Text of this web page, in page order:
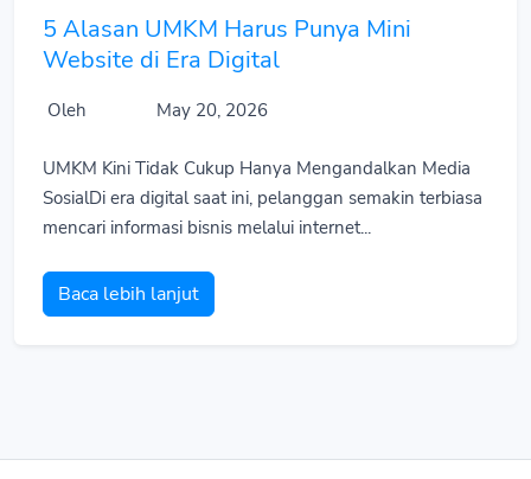
5 Alasan UMKM Harus Punya Mini
Website di Era Digital
Oleh May 20, 2026
UMKM Kini Tidak Cukup Hanya Mengandalkan Media
SosialDi era digital saat ini, pelanggan semakin terbiasa
mencari informasi bisnis melalui internet...
Baca lebih lanjut